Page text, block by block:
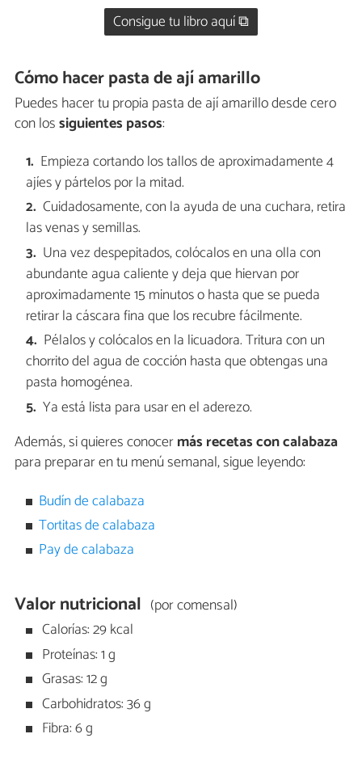
Consigue tu libro aquí ⧉
Cómo hacer pasta de ají amarillo
Puedes hacer tu propia pasta de ají amarillo desde cero
con lossiguientes pasos:
Empieza cortando los tallos de aproximadamente 4
ajíes y pártelos por la mitad.
Cuidadosamente, con la ayuda de una cuchara, retira
las venas y semillas.
Una vez despepitados, colócalos en una olla con
abundante agua caliente y deja que hiervan por
aproximadamente 15 minutos o hasta que se pueda
retirar la cáscara fina que los recubre fácilmente.
Pélalos y colócalos en la licuadora. Tritura con un
chorrito del agua de cocción hasta que obtengas una
pasta homogénea.
Ya está lista para usar en el aderezo.
Además, si quieres conocermás recetas con calabaza
para preparar en tu menú semanal, sigue leyendo:
Budín de calabaza
Tortitas de calabaza
Pay de calabaza
Valor nutricional (por comensal)
Calorías: 29 kcal
Proteínas: 1 g
Grasas: 12 g
Carbohidratos: 36 g
Fibra: 6 g